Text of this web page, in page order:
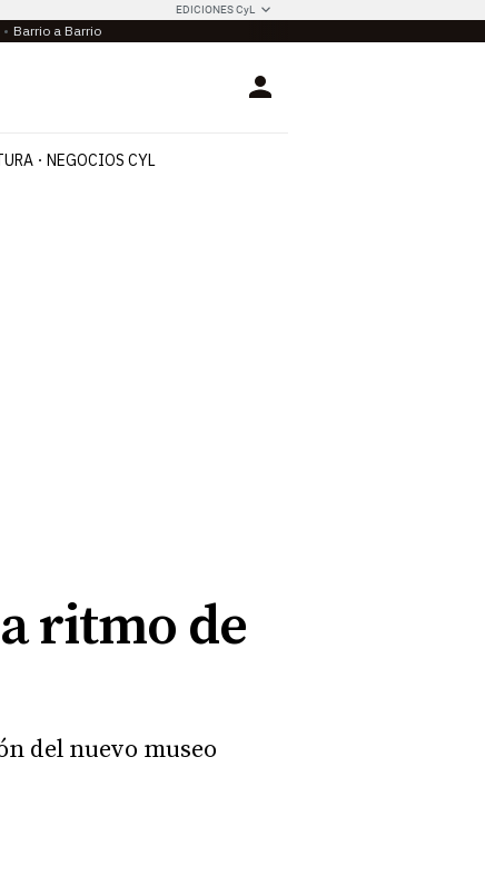
EDICIONES CyL
Barrio a Barrio
Login
NEGOCIOS CYL
ritmo de
del nuevo museo